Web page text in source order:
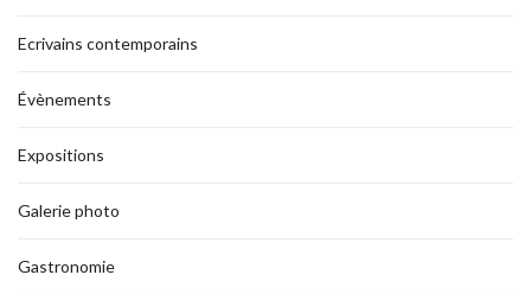
Ecrivains contemporains
Évènements
Expositions
Galerie photo
Gastronomie